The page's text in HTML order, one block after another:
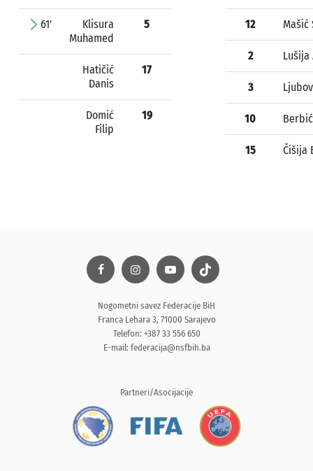
61'
Klisura
Muhamed
5
Hatičić
Danis
17
Domić
Filip
19
12 Mašić
2 Lušija
3
10
15 Čišija
Nogometni savez Federacije BiH
Franca Lehara 3, 71000 Sarajevo
Telefon: +387 33 556 650
E-mail: federacija@nsfbih.ba
Partneri/Asocijacije